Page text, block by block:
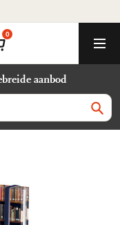
Winkelmand
0
aanbod